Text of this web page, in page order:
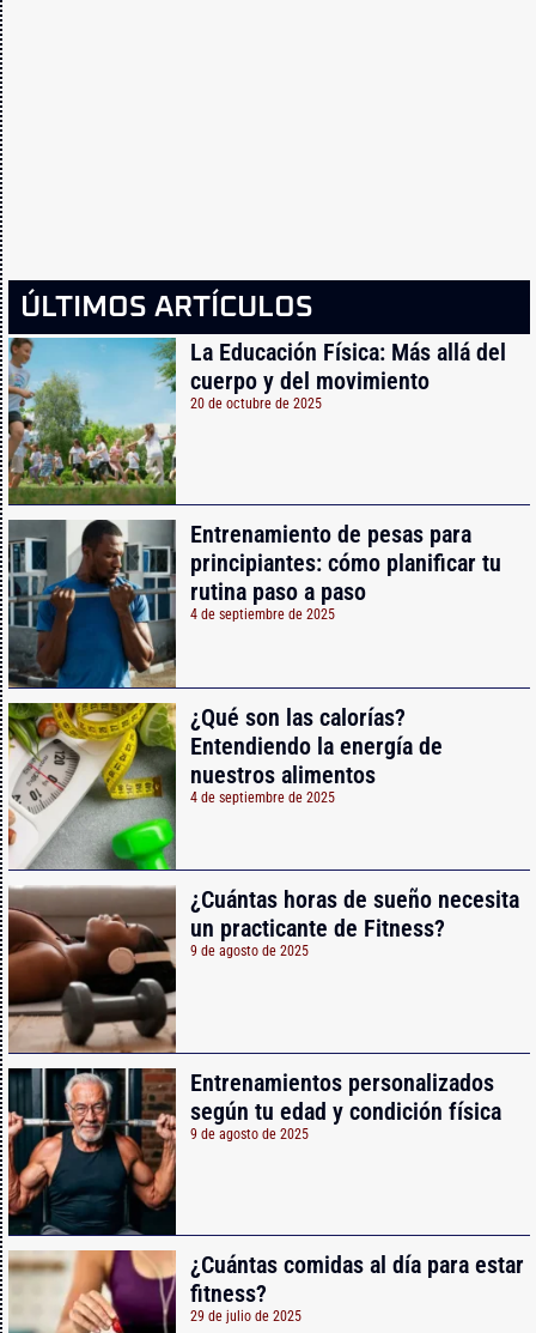
ÚLTIMOS ARTÍCULOS
La Educación Física: Más allá del
cuerpo y del movimiento
20 de octubre de 2025
Entrenamiento de pesas para
principiantes: cómo planificar tu
rutina paso a paso
4 de septiembre de 2025
¿Qué son las calorías?
Entendiendo la energía de
nuestros alimentos
4 de septiembre de 2025
¿Cuántas horas de sueño necesita
un practicante de Fitness?
9 de agosto de 2025
Entrenamientos personalizados
según tu edad y condición física
9 de agosto de 2025
¿Cuántas comidas al día para estar
fitness?
29 de julio de 2025